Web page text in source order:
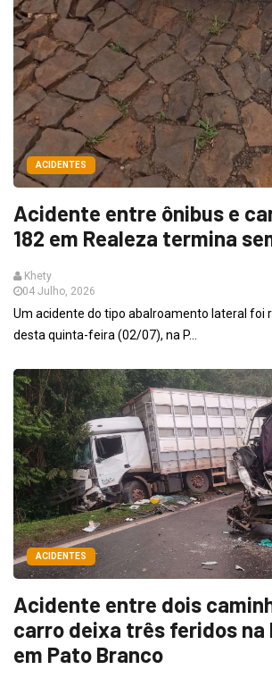
ACIDENTES
Acidente entre ônibus e
182 em Realeza termina
Khety
04 Julho, 2026
Um acidente do tipo abalroamento lateral foi
desta quinta-feira (02/07), na P...
ACIDENTES
Acidente entre dois
carro deixa três feridos na
em Pato Branco